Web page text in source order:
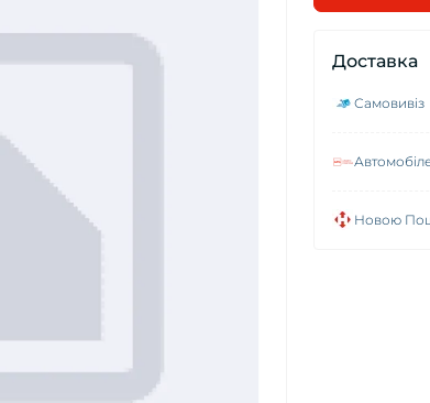
Доставка
Самовивіз
Новою